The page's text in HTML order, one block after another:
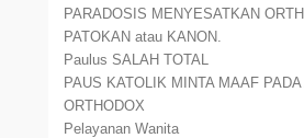
PARADOSIS MENYESATKAN
PATOKAN atau KANON.
Paulus SALAH TOTAL
PAUS KATOLIK MINTA MAAF
ORTHODOX
Pelayanan Wanita